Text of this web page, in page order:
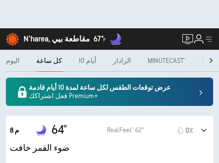
N'harea, مقاطعة بيي 67°F
اليوم كل ساعة 10 أيام الرادار MINUTECAST® شهريًا
عرض توقعات الطقس لكل ساعة لمدة 10 أيام قادمة
فعل اشتراكك Premium+
8 م 64° RealFeel® 62° 0٪
ضوء القمر خافت